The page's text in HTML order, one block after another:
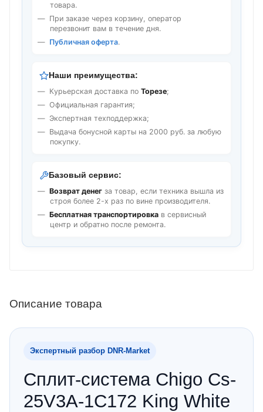
товара.
При заказе через корзину, оператор
перезвонит вам в течение дня.
Публичная оферта.
Наши преимущества:
Курьерская доставка по Торезе;
Официальная гарантия;
Экспертная техподдержка;
Выдача бонусной карты на 2000 руб. за любую
покупку.
Базовый сервис:
Возврат денег за товар, если техника вышла из
строя более 2-х раз по вине производителя.
Бесплатная транспортировка в сервисный
центр и обратно после ремонта.
Описание товара
Экспертный разбор DNR‑Market
Сплит-система Chigo Cs-
25V3A-1C172 King White